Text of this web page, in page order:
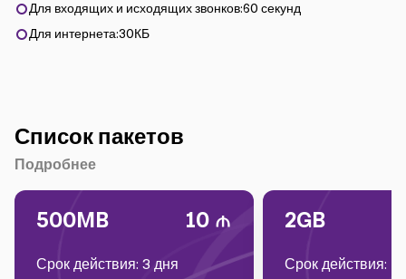
Для входящих и исходящих звонков:60 секунд
Для интернета:30КБ
Список пакетов
Подробнее
500MB 10
Срок действия: 3 дня
2GB
Срок действия: